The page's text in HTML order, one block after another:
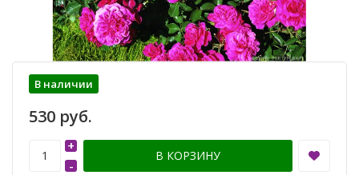
В наличии
530 руб.
-
+
В КОРЗИНУ